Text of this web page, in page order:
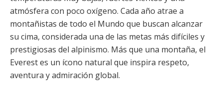
atmósfera con poco oxígeno. Cada año atrae a
montañistas de todo el Mundo que buscan alcanzar
su cima, considerada una de las metas más difíciles y
prestigiosas del alpinismo. Más que una montaña, el
Everest es un ícono natural que inspira respeto,
aventura y admiración global.